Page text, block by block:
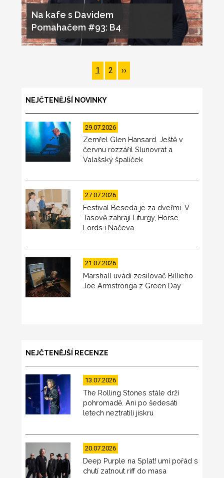
Na kafe s Davidem
Pomahačem #93: B4
Pagination
Page
1 Page
2
Následující
stránka
››
NEJČTENĚJŠÍ NOVINKY
29.07.2026
Zemřel Glen Hansard. Ještě v
červnu rozzářil Slunovrat a
Valašský špalíček
27.07.2026
Festival Beseda je za dveřmi. V
Tasově zahrají Liturgy, Horse
Lords i Načeva
21.07.2026
Marshall uvádí zesilovač Billieho
Joe Armstronga z Green Day
NEJČTENĚJŠÍ RECENZE
13.07.2026
The Rolling Stones stále drží
pohromadě. Ani po šedesáti
letech neztratili jiskru
20.07.2026
Deep Purple na Splat! umí pořád s
chutí zatnout riff do masa